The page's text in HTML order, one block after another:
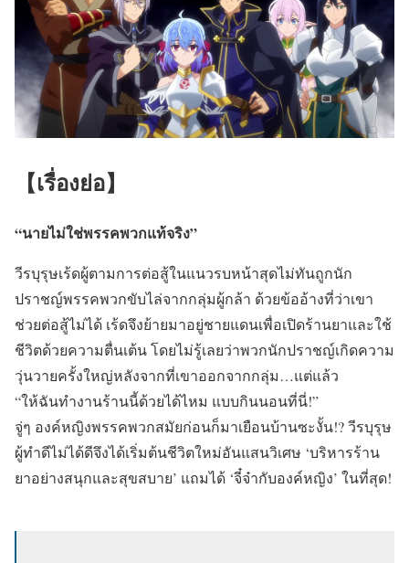
【เรื่องย่อ】
“นายไม่ใช่พรรคพวกแท้จริง”
วีรบุรุษเร้ดผู้ตามการต่อสู้ในแนวรบหน้าสุดไม่ทันถูกนัก
ปราชญ์พรรคพวกขับไล่จากกลุ่มผู้กล้า ด้วยข้ออ้างที่ว่าเขา
ช่วยต่อสู้ไม่ได้ เร้ดจึงย้ายมาอยู่ชายแดนเพื่อเปิดร้านยาและใช้
ชีวิตด้วยความตื่นเต้น โดยไม่รู้เลยว่าพวกนักปราชญ์เกิดความ
วุ่นวายครั้งใหญ่หลังจากที่เขาออกจากกลุ่ม…แต่แล้ว
“ให้ฉันทำงานร้านนี้ด้วยได้ไหม แบบกินนอนที่นี่!”
จู่ๆ องค์หญิงพรรคพวกสมัยก่อนก็มาเยือนบ้านซะงั้น!? วีรบุรุษ
ผู้ทำดีไม่ได้ดีจึงได้เริ่มต้นชีวิตใหม่อันแสนวิเศษ ‘บริหารร้าน
ยาอย่างสนุกและสุขสบาย’ แถมได้ ‘จี๋จ๋ากับองค์หญิง’ ในที่สุด!